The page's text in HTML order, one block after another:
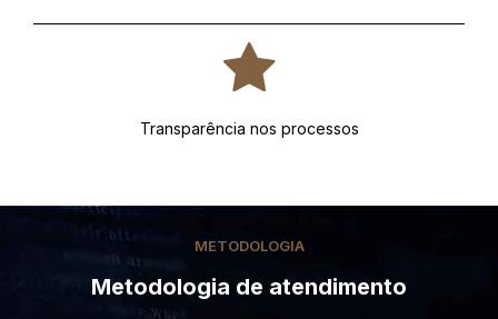
Transparência nos processos
METODOLOGIA
Metodologia de atendimento